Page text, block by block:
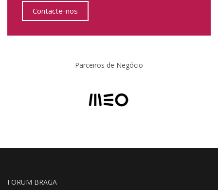
Contacte-nos
Parceiros de Negócio
FORUM BRAGA